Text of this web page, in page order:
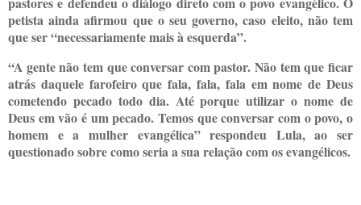
petista ainda afirmou que o seu governo, caso eleito, não tem
que ser “necessariamente mais à esquerda”.
“A gente não tem que conversar com pastor. Não tem que ficar
atrás daquele farofeiro que fala, fala, fala em nome de Deus
cometendo pecado todo dia. Até porque utilizar o nome de
Deus em vão é um pecado. Temos que conversar com o povo, o
homem e a mulher evangélica” respondeu Lula, ao ser
questionado sobre como seria a sua relação com os evangélicos.